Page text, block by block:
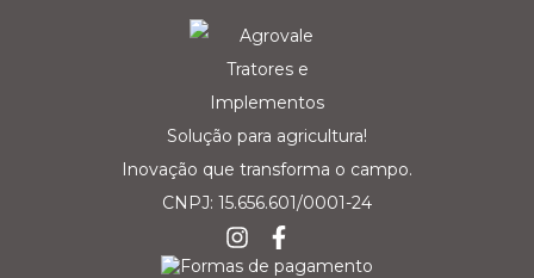
Solução para agricultura!
Inovação que transforma o campo.
CNPJ: 15.656.601/0001-24